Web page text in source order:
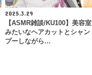
2025.3.29
【ASMR雑談/KU100】美容室
みたいなヘアカットとシャン
プーしながら…